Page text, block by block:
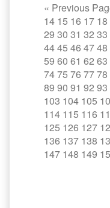
« Previous
14 15 16 17 18
29 30 31 32 33
4445 46 4748
59 60 61 62 63
7475 76 7778
89 90 91 92 93
103 104 105
114 115 116
125 126 127
136 137 138
147 148 149